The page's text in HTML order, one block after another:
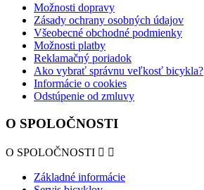
Možnosti dopravy
Zásady ochrany osobných údajov
Všeobecné obchodné podmienky
Možnosti platby
Reklamačný poriadok
Ako vybrať správnu veľkosť bicykla?
Informácie o cookies
Odstúpenie od zmluvy
O SPOLOČNOSTI
O SPOLOČNOSTI  
Základné informácie